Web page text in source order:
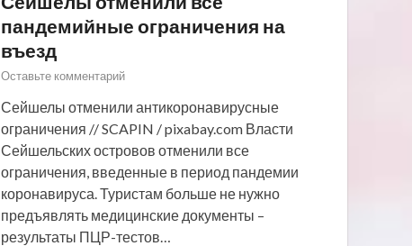
пандемийные ограничения на
въезд
Оставьте комментарий
Сейшелы отменили антикоронавирусные
ограничения // SCAPIN / pixabay.com Власти
Сейшельских островов отменили все
ограничения, введенные в период пандемии
коронавируса. Туристам больше не нужно
предъявлять медицинские документы –
результаты ПЦР-тестов…